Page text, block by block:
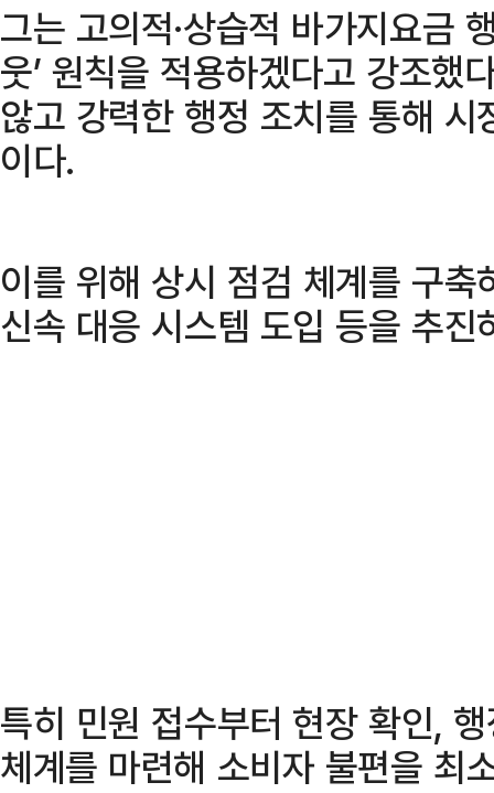
그는 고의적·상습적 바가지요금
웃’ 원칙을 적용하겠다고 강조했
않고 강력한 행정 조치를 통해
이다.
이를 위해 상시 점검 체계를 구
신속 대응 시스템 도입 등을 추진
특히 민원 접수부터 현장 확인,
체계를 마련해 소비자 불편을 최